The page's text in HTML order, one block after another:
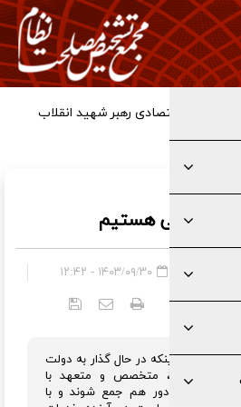
پلتفرمی هستیم
۱۴۰۳/۰۹/۳۰ - ۱۲:۴۲
با بیان اینکه در حال گذار به دولت
افراد مجرب، متخصص و متعهد با
مرتبط دور هم جمع شوند و با